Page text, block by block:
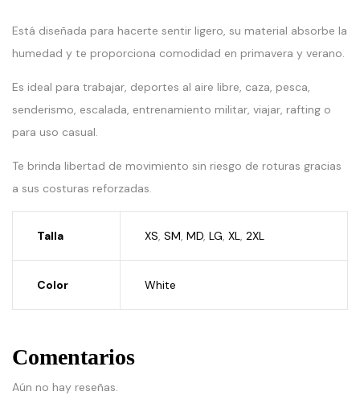
Está diseñada para hacerte sentir ligero, su material absorbe la
humedad y te proporciona comodidad en primavera y verano.
Es ideal para trabajar, deportes al aire libre, caza, pesca,
senderismo, escalada, entrenamiento militar, viajar, rafting o
para uso casual.
Te brinda libertad de movimiento sin riesgo de roturas gracias
a sus costuras reforzadas.
Talla XS, SM, MD, LG, XL, 2XL
Color White
Comentarios
Aún no hay reseñas.